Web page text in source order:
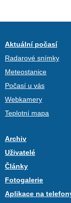
Aktuální počasí
Radarové snímky
Meteostanice
Počasí u vás
Webkamery
Teplotní mapa
Archiv
Uživatelé
Články
Fotogalerie
Aplikace na